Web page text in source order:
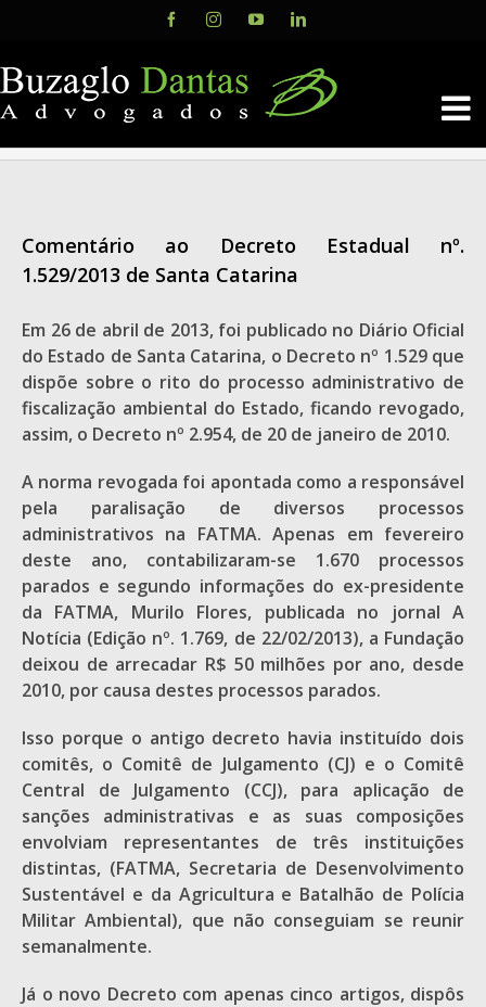
content
FacebookInstagramYouTubeLinkedIn
Comentário ao Decreto Estadual nº.
1.529/2013 de Santa Catarina
Em 26 de abril de 2013, foi publicado no Diário Oficial
do Estado de Santa Catarina, o Decreto nº 1.529 que
dispõe sobre o rito do processo administrativo de
fiscalização ambiental do Estado, ficando revogado,
assim, o Decreto nº 2.954, de 20 de janeiro de 2010.
A norma revogada foi apontada como a responsável
pela paralisação de diversos processos
administrativos na FATMA. Apenas em fevereiro
deste ano, contabilizaram-se 1.670 processos
parados e segundo informações do ex-presidente
da FATMA, Murilo Flores, publicada no jornal A
Notícia (Edição nº. 1.769, de 22/02/2013), a Fundação
deixou de arrecadar R$ 50 milhões por ano, desde
2010, por causa destes processos parados.
Isso porque o antigo decreto havia instituído dois
comitês, o Comitê de Julgamento (CJ) e o Comitê
Central de Julgamento (CCJ), para aplicação de
sanções administrativas e as suas composições
envolviam representantes de três instituições
distintas, (FATMA, Secretaria de Desenvolvimento
Sustentável e da Agricultura e Batalhão de Polícia
Militar Ambiental), que não conseguiam se reunir
semanalmente.
Já o novo Decreto com apenas cinco artigos, dispôs